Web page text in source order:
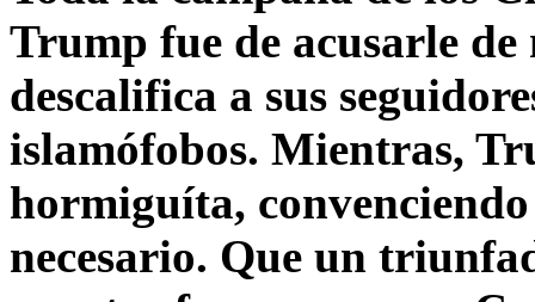
Trump fue de acusarle
descalifica a sus
islamófobos. Mientras,
hormiguíta,
necesario. Que un